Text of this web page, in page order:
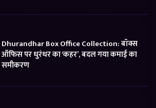
Dhurandhar Box Office Collection: बॉक्स
ऑफिस पर धुरंधर का ‘कहर’, बदल गया कमाई का
समीकरण